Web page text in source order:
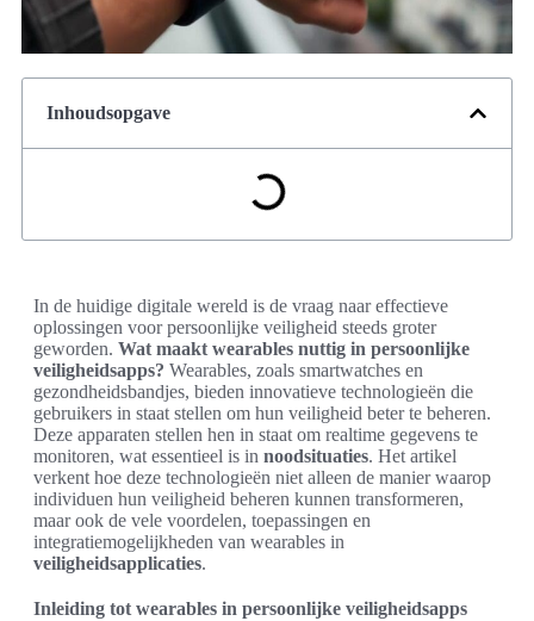
Inhoudsopgave
In de huidige digitale wereld is de vraag naar effectieve
oplossingen voor persoonlijke veiligheid steeds groter
geworden. Wat maakt wearables nuttig in persoonlijke
veiligheidsapps? Wearables, zoals smartwatches en
gezondheidsbandjes, bieden innovatieve technologieën die
gebruikers in staat stellen om hun veiligheid beter te beheren.
Deze apparaten stellen hen in staat om realtime gegevens te
monitoren, wat essentieel is in noodsituaties. Het artikel
verkent hoe deze technologieën niet alleen de manier waarop
individuen hun veiligheid beheren kunnen transformeren,
maar ook de vele voordelen, toepassingen en
integratiemogelijkheden van wearables in
veiligheidsapplicaties.
Inleiding tot wearables in persoonlijke veiligheidsapps